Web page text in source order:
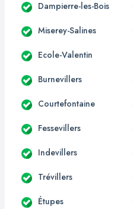
Dampierre-les-Bois
Miserey-Salines
Ecole-Valentin
Burnevillers
Courtefontaine
Fessevillers
Indevillers
Trévillers
Étupes